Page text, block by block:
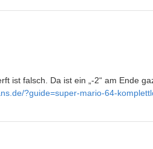
ist falsch. Da ist ein „-2“ am Ende
?guide=super-mario-64-